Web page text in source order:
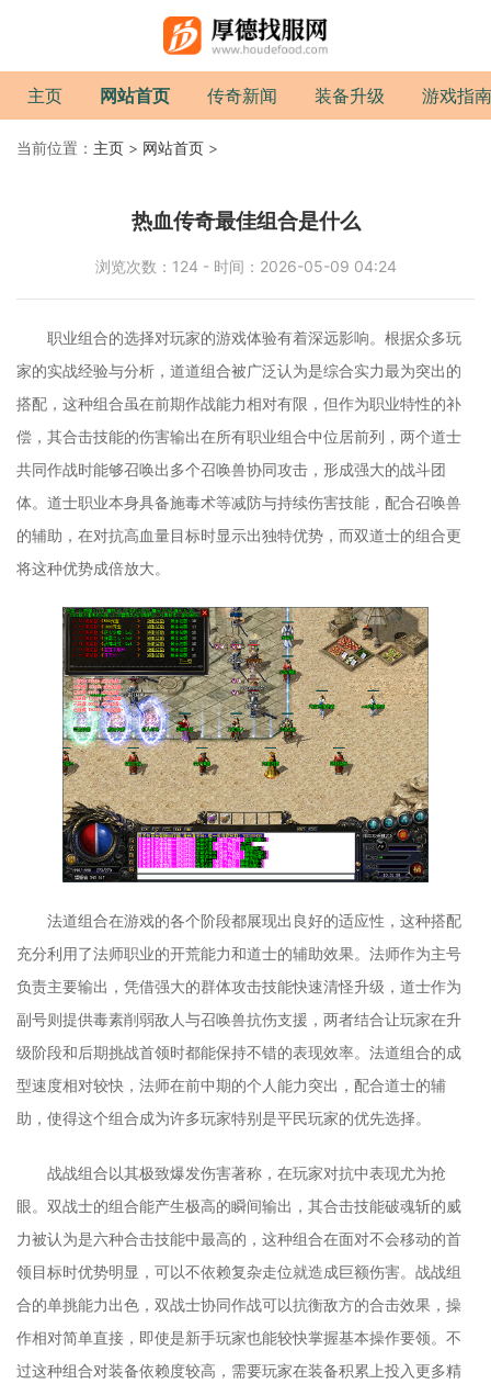
主页 网站首页 传奇新闻 装备升级 游戏指南
当前位置： 主页 > 网站首页 >
热血传奇最佳组合是什么
浏览次数：124 - 时间：2026-05-09 04:24
职业组合的选择对玩家的游戏体验有着深远影响。根据众多玩
家的实战经验与分析，道道组合被广泛认为是综合实力最为突出的
搭配，这种组合虽在前期作战能力相对有限，但作为职业特性的补
偿，其合击技能的伤害输出在所有职业组合中位居前列，两个道士
共同作战时能够召唤出多个召唤兽协同攻击，形成强大的战斗团
体。道士职业本身具备施毒术等减防与持续伤害技能，配合召唤兽
的辅助，在对抗高血量目标时显示出独特优势，而双道士的组合更
将这种优势成倍放大。
法道组合在游戏的各个阶段都展现出良好的适应性，这种搭配
充分利用了法师职业的开荒能力和道士的辅助效果。法师作为主号
负责主要输出，凭借强大的群体攻击技能快速清怪升级，道士作为
副号则提供毒素削弱敌人与召唤兽抗伤支援，两者结合让玩家在升
级阶段和后期挑战首领时都能保持不错的表现效率。法道组合的成
型速度相对较快，法师在前中期的个人能力突出，配合道士的辅
助，使得这个组合成为许多玩家特别是平民玩家的优先选择。
战战组合以其极致爆发伤害著称，在玩家对抗中表现尤为抢
眼。双战士的组合能产生极高的瞬间输出，其合击技能破魂斩的威
力被认为是六种合击技能中最高的，这种组合在面对不会移动的首
领目标时优势明显，可以不依赖复杂走位就造成巨额伤害。战战组
合的单挑能力出色，双战士协同作战可以抗衡敌方的合击效果，操
作相对简单直接，即使是新手玩家也能较快掌握基本操作要领。不
过这种组合对装备依赖度较高，需要玩家在装备积累上投入更多精